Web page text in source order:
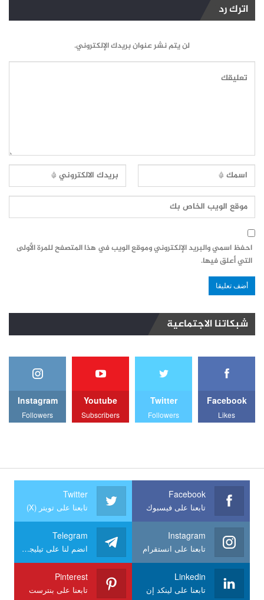
اترك رد
لن يتم نشر عنوان بريدك الإلكتروني.
احفظ اسمي والبريد الإلكتروني وموقع الويب في هذا المتصفح للمرة الأولى
التي أعلق فيها.
شبكاتنا الاجتماعية
Facebook
Likes
Twitter
Followers
Youtube
Subscribers
Instagram
Followers
Facebook
تابعنا على فيسبوك
Twitter
تابعنا على تويتر (X)
Instagram
تابعنا على انستقرام
Telegram
انضم لنا على تيليجرام
Linkedin
تابعنا على لينكد إن
Pinterest
تابعنا على بنترست